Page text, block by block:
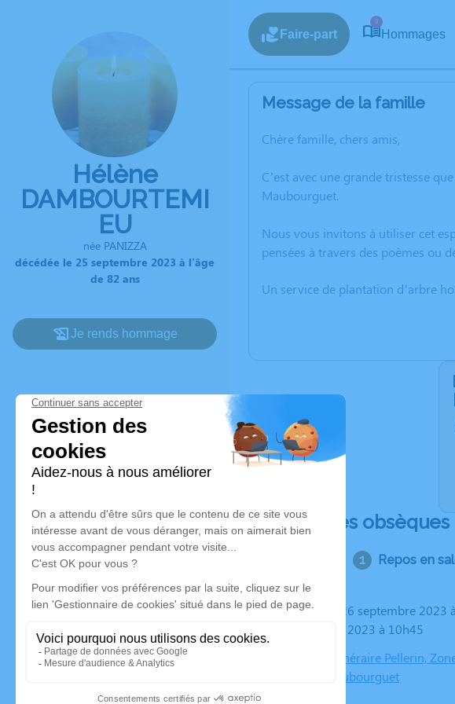
Hélène
DAMBOURTEMI
EU
née PANIZZA
décédée le 25 septembre 2023 à l'âge
de 82 ans
Je rends hommage
Faire-part
3
Hommages
Message de la famille
Chère famille, chers amis,
C’est avec une grande tristesse
Maubourguet.
Nous vous invitons à utiliser cet
pensées à travers des poèmes ou
Un service de plantation d’arbre
Déroulé des obsèques
Repos en
Du mardi 26 septembre 2023 à 09h30 au vendredi 29
septembre 2023 à 10h45
Maison Funéraire Pellerin,
65700 Maubourguet